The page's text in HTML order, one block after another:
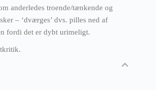
anderledes troende/tænkende og
– ‘dværges’ dvs. pilles ned af
fordi det er dybt urimeligt.